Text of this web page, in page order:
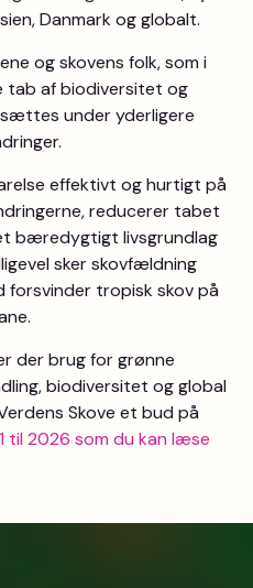
Danmark og globalt.
og skovens folk, som i
tab af biodiversitet og
under yderligere
effektivt og hurtigt på
reducerer tabet
bæredygtigt livsgrundlag
sker skovfældning
tropisk skov på
der brug for grønne
biodiversitet og global
Skove et bud på
til 2026 som du kan læse